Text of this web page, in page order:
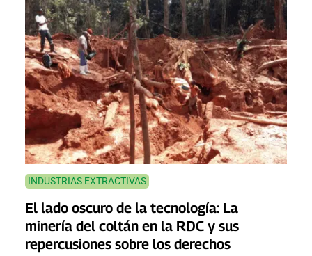
INDUSTRIAS EXTRACTIVAS
El lado oscuro de la tecnología: La
minería del coltán en la RDC y sus
repercusiones sobre los derechos